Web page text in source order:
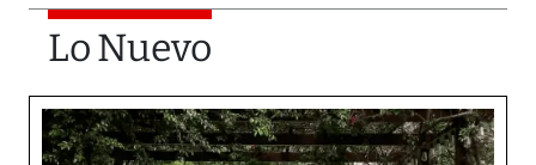
Lo Nuevo